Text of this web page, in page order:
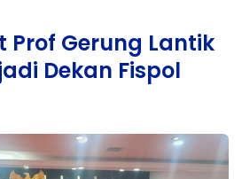
Prof Gerung Lantik
Dekan Fispol